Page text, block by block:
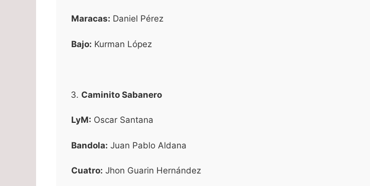
Maracas: Daniel Pérez
Bajo: Kurman López
Caminito Sabanero
LyM: Oscar Santana
Bandola: Juan Pablo Aldana
Cuatro: Jhon Guarin Hernández